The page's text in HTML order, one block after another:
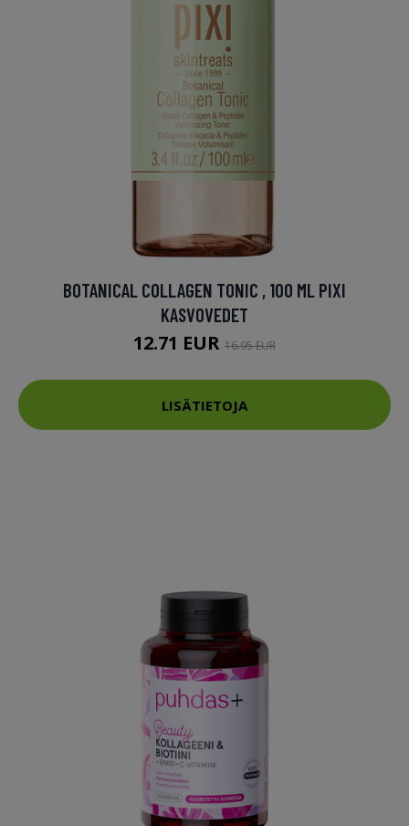
BOTANICAL COLLAGEN TONIC , 100 ML PIXI
KASVOVEDET
12.71 EUR 16.95 EUR
LISÄTIETOJA